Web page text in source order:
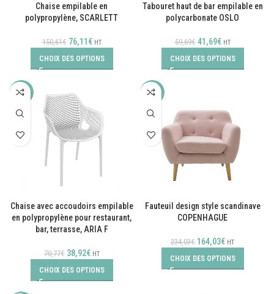
Chaise empilable en
polypropylène, SCARLETT
150,61€ 76,11€ HT
CHOIX DES OPTIONS
Tabouret haut de bar empilable en
polycarbonate OSLO
59,69€ 41,69€ HT
CHOIX DES OPTIONS
-45%
Chaise avec accoudoirs empilable
en polypropylène pour restaurant,
bar, terrasse, ARIA F
70,77€ 38,92€ HT
CHOIX DES OPTIONS
-30%
Fauteuil design style scandinave
COPENHAGUE
234,03€ 164,03€ HT
CHOIX DES OPTIONS